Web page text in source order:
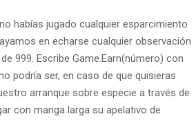
habías jugado cualquier esparcimiento
en echarse cualquier observación
999. Escribe Game.Earn(número) con
podrí­a ser, en caso de que quisieras
arranque sobre especie a través de
con manga larga su apelativo de